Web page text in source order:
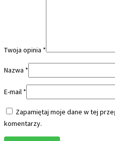
Twoja opinia *
Nazwa *
E-mail *
Zapamiętaj moje dane w tej
komentarzy.